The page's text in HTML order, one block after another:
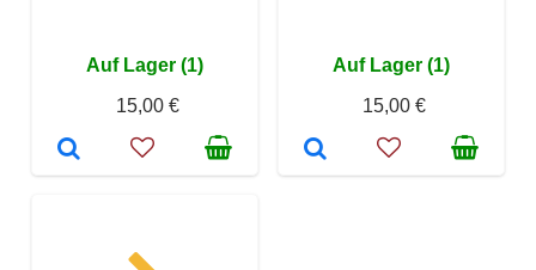
Auf Lager (1)
15,00 €
Auf Lager (1)
15,00 €